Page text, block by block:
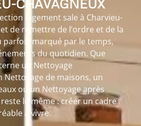
CHAVAGNEUX
logement sale à Charvieu-
de remettre de l’ordre et de la
parfois marqué par le temps,
du quotidien. Que
un Nettoyage
Nettoyage de maisons, un
ou un Nettoyage après
le même : créer un cadre
à vivre.